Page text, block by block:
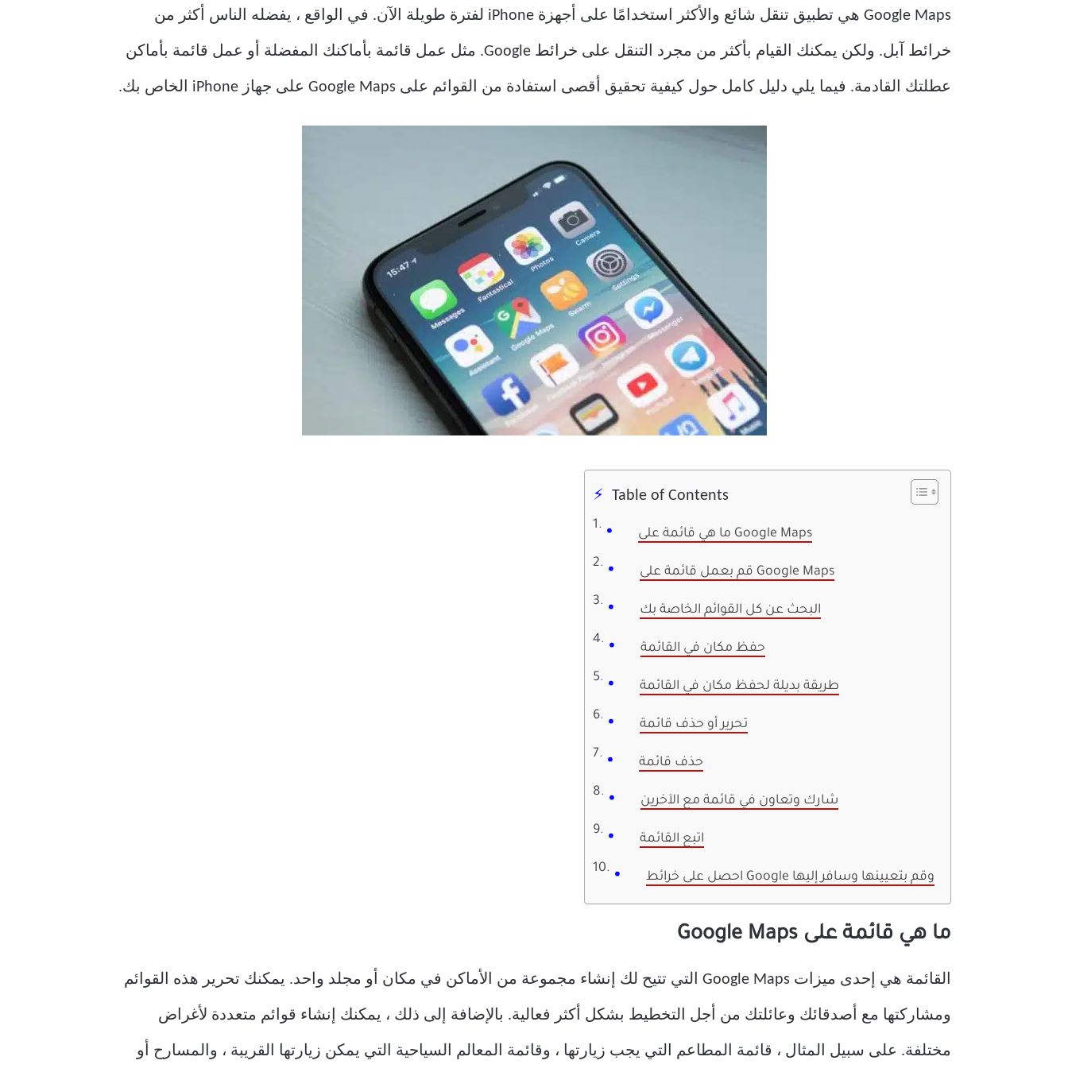
Google Maps هي تطبيق تنقل شائع والأكثر استخدامًا على أجهزة iPhone لفترة طويلة الآن. في الواقع ، يفضله الناس أكثر من
خرائط آبل. ولكن يمكنك القيام بأكثر من مجرد التنقل على خرائط Google. مثل عمل قائمة بأماكنك المفضلة أو عمل قائمة بأماكن
عطلتك القادمة. فيما يلي دليل كامل حول كيفية تحقيق أقصى استفادة من القوائم على Google Maps على جهاز iPhone الخاص بك.
Table of Contents
ما هي قائمة على Google Maps
قم بعمل قائمة على Google Maps
البحث عن كل القوائم الخاصة بك
حفظ مكان في القائمة
طريقة بديلة لحفظ مكان في القائمة
تحرير أو حذف قائمة
حذف قائمة
شارك وتعاون في قائمة مع الآخرين
اتبع القائمة
احصل على خرائط Google وقم بتعيينها وسافر إليها
ما هي قائمة على Google Maps
القائمة هي إحدى ميزات Google Maps التي تتيح لك إنشاء مجموعة من الأماكن في مكان أو مجلد واحد. يمكنك تحرير هذه القوائم
ومشاركتها مع أصدقائك وعائلتك من أجل التخطيط بشكل أكثر فعالية. بالإضافة إلى ذلك ، يمكنك إنشاء قوائم متعددة لأغراض
مختلفة. على سبيل المثال ، قائمة المطاعم التي يجب زيارتها ، وقائمة المعالم السياحية التي يمكن زيارتها القريبة ، والمسارح أو